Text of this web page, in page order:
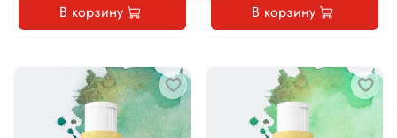
В корзину В корзину